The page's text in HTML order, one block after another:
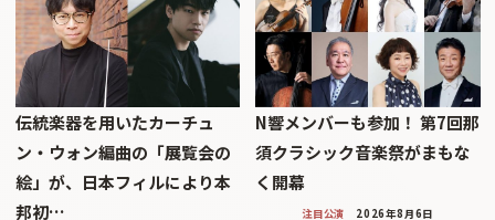
伝統楽器を用いたカーチュ
ン・ウォン編曲の「展覧会の
絵」が、日本フィルにより本
邦初…
N響メンバーも参加！ 第7回那
須クラシック音楽祭がまもな
く開幕
注目公演 2026年8月6日